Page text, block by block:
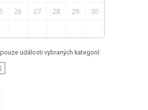
26 27 28 29
30
události vybraných kategorií: